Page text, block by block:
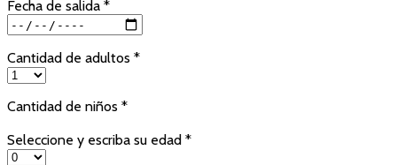
Fecha de salida *
Cantidad de adultos *
Cantidad de niños *
Seleccione y escriba su edad *